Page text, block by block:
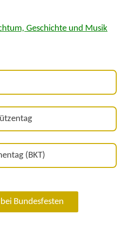
Geschichte und Musik
(BKT)
Bundesfesten